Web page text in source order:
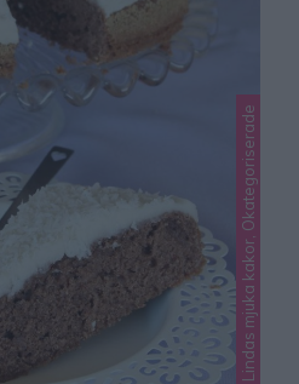
Lindas mjuka kakor, Okategoriserade